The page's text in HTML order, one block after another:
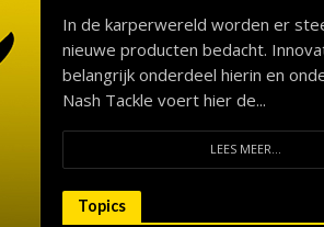
In de karperwereld worden er
nieuwe producten bedacht.
belangrijk onderdeel hierin en
Nash Tackle voert hier de...
LEES MEER...
Topics